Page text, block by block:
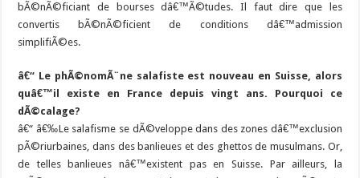
bÃ©nÃ©ficiant de bourses dâ€™Ã©tudes. Il faut dire que les
convertis bÃ©nÃ©ficient de conditions dâ€™admission
simplifiÃ©es.
â€“ Le phÃ©nomÃ¨ne salafiste est nouveau en Suisse, alors
quâ€™il existe en France depuis vingt ans. Pourquoi ce
dÃ©calage?
â€“ â€‰Le salafisme se dÃ©veloppe dans des zones dâ€™exclusion
pÃ©riurbaines, dans des banlieues et des ghettos de musulmans. Or,
de telles banlieues nâ€™existent pas en Suisse. Par ailleurs, la